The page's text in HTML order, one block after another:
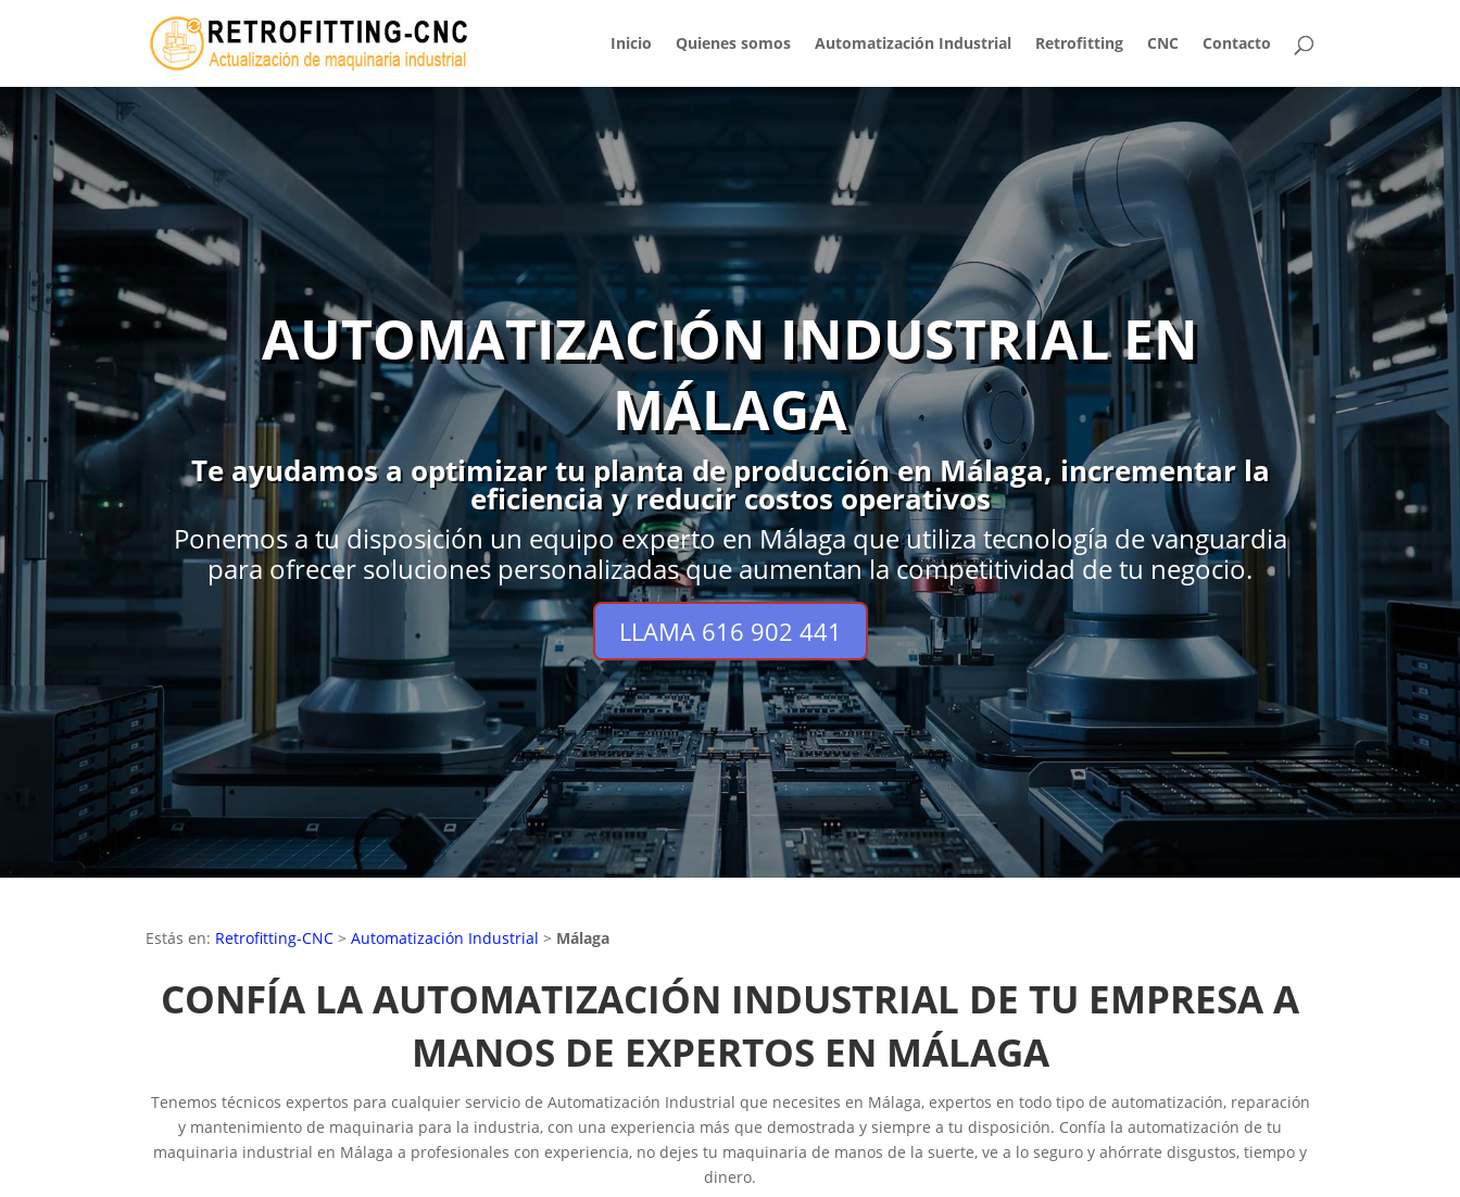
Inicio Quienes somos Automatización Industrial Retrofitting CNC Contacto
AUTOMATIZACIÓN INDUSTRIAL EN
MÁLAGA
Te ayudamos a optimizar tu planta de producción en Málaga, incrementar la
eficiencia y reducir costos operativos
Ponemos a tu disposición un equipo experto en Málaga que utiliza tecnología de vanguardia
para ofrecer soluciones personalizadas que aumentan la competitividad de tu negocio.
LLAMA 616 902 441
Estás en: Retrofitting-CNC >Automatización Industrial > Málaga
CONFÍA LA AUTOMATIZACIÓN INDUSTRIAL DE TU EMPRESA A
MANOS DE EXPERTOS EN MÁLAGA
Tenemos técnicos expertos para cualquier servicio de Automatización Industrial que necesites en Málaga, expertos en todo tipo de automatización, reparación
y mantenimiento de maquinaria para la industria, con una experiencia más que demostrada y siempre a tu disposición. Confía la automatización de tu
maquinaria industrial en Málaga a profesionales con experiencia, no dejes tu maquinaria de manos de la suerte, ve a lo seguro y ahórrate disgustos, tiempo y
dinero.